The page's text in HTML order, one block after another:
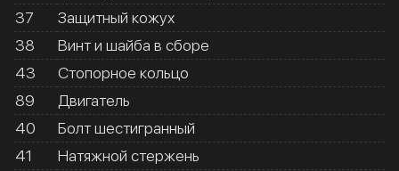
37
Защитный кожух
38
Винт и шайба в сборе
43
Стопорное кольцо
89
Двигатель
40
Болт шестигранный
41
Натяжной стержень